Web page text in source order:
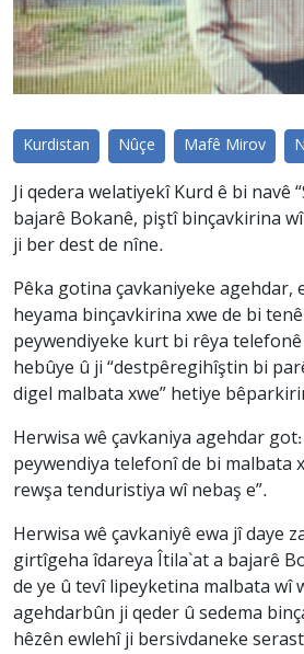
Kurdistan Nûçe Mafê Mirov
Ji qedera welatiyekî Kurd ê bi navê
bajarê Bokanê, piştî binçavkirina
ji ber dest de nîne.
Pêka gotina çavkaniyeke agehdar,
heyama binçavkirina xwe de bi
peywendiyeke kurt bi rêya
hebûye û ji “destpêregihîştin bi
digel malbata xwe” hetiye
Herwisa wê çavkaniya agehdar got:
peywendiya telefonî de bi malbata
rewşa tenduristiya wî nebaş e”.
Herwisa wê çavkaniyê ewa jî daye
girtîgeha îdareya Îtila`at a bajarê
de ye û tevî lipeyketina malbata wî
agehdarbûn ji qeder û sedema
hêzên ewlehî ji bersivdaneke